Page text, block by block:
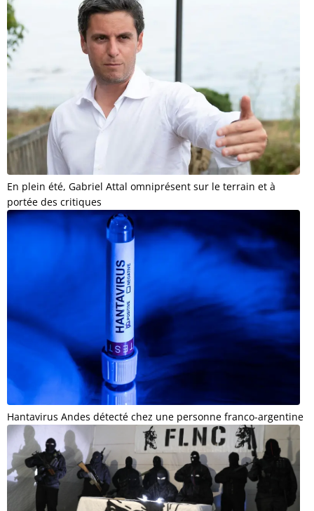
En plein été, Gabriel Attal omniprésent sur le terrain et à
portée des critiques
Hantavirus Andes détecté chez une personne franco-argentine